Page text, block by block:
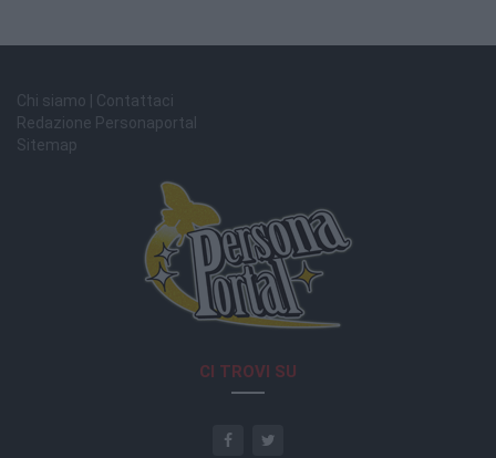
Chi siamo | Contattaci
Redazione Personaportal
Sitemap
CI TROVI SU